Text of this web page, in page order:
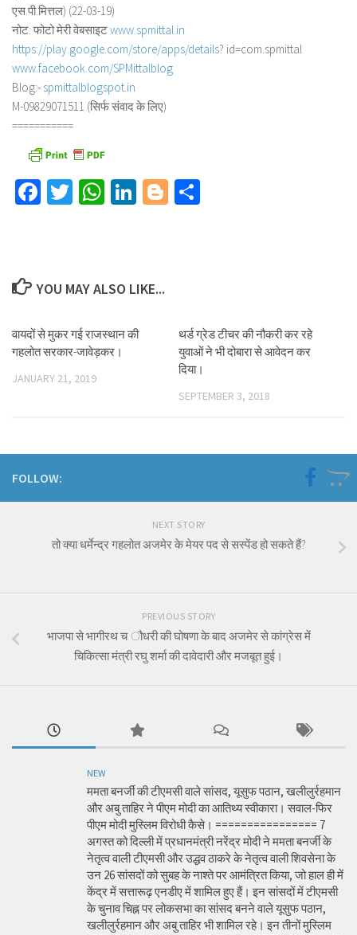
एस.पी.मित्तल) (22-03-19)
नोट: फोटो मेरी वेबसाइटwww.spmittal.in
https://play.google.com/store/apps/details? id=com.spmittal
www.facebook.com/SPMittalblog
Blog:- spmittalblogspot.in
M-09829071511 (सिर्फ संवाद के लिए)
===========
Facebook
TwitterWhatsApp
LinkedIn
Blogger
YOU MAY ALSO LIKE...
वायदों से मुकर गई राजस्थान की
गहलोत सरकार-जावेड़कर।
JANUARY 21, 2019
थर्ड ग्रेड टीचर की नौकरी कर रहे
युवाओं ने भी दोबारा से आवेदन कर
दिया।
SEPTEMBER 3, 2018
FOLLOW:
NEXT STORY
तो क्या धर्मेन्द्र गहलोत अजमेर के मेयर पद से सस्पेंड हो सकते हैं?
PREVIOUS STORY
भाजपा से भागीरथ च ौधरी की घोषणा के बाद अजमेर से कांग्रेस में
चिकित्सा मंत्री रघु शर्मा की दावेदारी और मजबूत हुई।
NEW
ममता बनर्जी की टीएमसी वाले सांसद, यूसुफ पठान, खलीलुर्रहमान
और अबु ताहिर ने पीएम मोदी का आतिथ्य स्वीकारा। सवाल-फिर
पीएम मोदी मुस्लिम विरोधी कैसे। ================ 7
अगस्त को दिल्ली में प्रधानमंत्री नरेंद्र मोदी ने ममता बनर्जी के
नेतृत्व वाली टीएमसी और उद्धव ठाकरे के नेतृत्व वाली शिवसेना के
उन 26 सांसदों को सुबह के नाश्ते पर आमंत्रित किया, जो हाल ही में
केंद्र में सत्तारूढ़ एनडीए में शामिल हुए हैं। इन सांसदों में टीएमसी
के चुनाव चिह्न पर लोकसभा का सांसद बनने वाले यूसुफ पठान,
खलीलुर्रहमान और अबु ताहिर भी शामिल रहे। इन तीनों मुस्लिम